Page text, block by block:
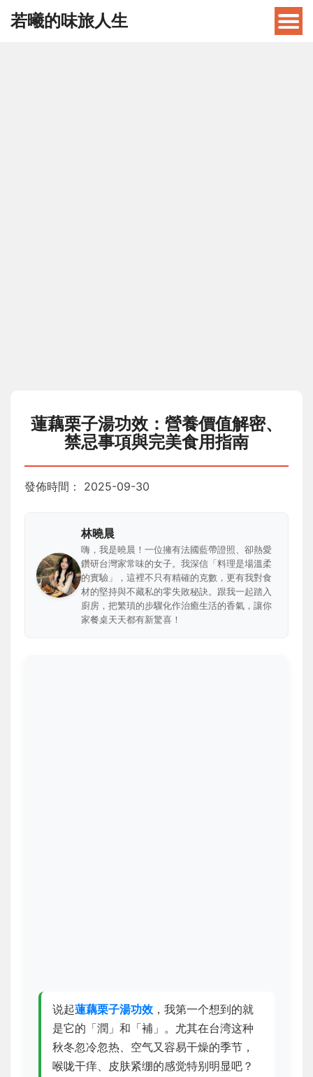
若曦的味旅人生
蓮藕栗子湯功效：營養價值解密、
禁忌事項與完美食用指南
發佈時間： 2025-09-30
林曉晨
嗨，我是曉晨！一位擁有法國藍帶證照、卻熱愛
鑽研台灣家常味的女子。我深信「料理是場溫柔
的實驗」，這裡不只有精確的克數，更有我對食
材的堅持與不藏私的零失敗秘訣。跟我一起踏入
廚房，把繁瑣的步驟化作治癒生活的香氣，讓你
家餐桌天天都有新驚喜！
说起蓮藕栗子湯功效 ，我第一个想到的就
是它的「潤」和「補」。尤其在台湾这种
秋冬忽冷忽热、空气又容易干燥的季节，
喉咙干痒、皮肤紧绷的感觉特别明显吧？